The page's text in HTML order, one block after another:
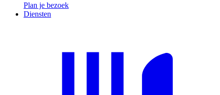
Plan je bezoek
Diensten